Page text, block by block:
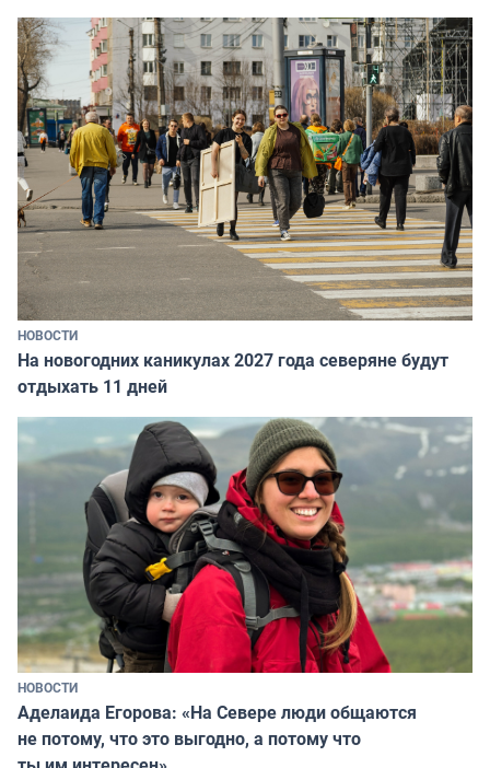
НОВОСТИ
На новогодних каникулах 2027 года северяне будут
отдыхать 11 дней
НОВОСТИ
Аделаида Егорова: «На Севере люди общаются
не потому, что это выгодно, а потому что